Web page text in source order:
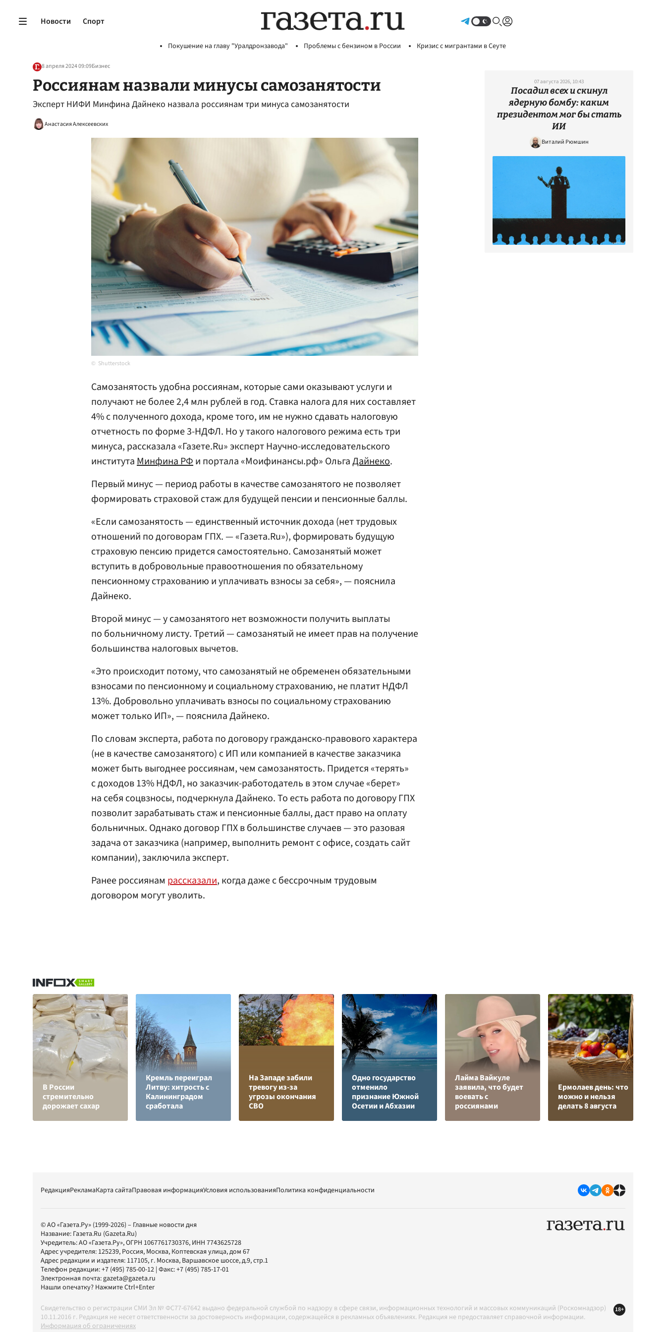
Новости Спорт
Покушение на главу "Уралдронзавода" Проблемы с бензином в России Кризис с мигрантами в Сеуте
8 апреля 2024 09:09Бизнес
Россиянам назвали минусы самозанятости
Эксперт НИФИ Минфина Дайнеко назвала россиянам три минуса самозанятости
Анастасия Алексеевских
Shutterstock
Самозанятость удобна россиянам, которые сами оказывают услуги и
получают не более 2,4 млн рублей в год. Ставка налога для них составляет
4% с полученного дохода, кроме того, им не нужно сдавать налоговую
отчетность по форме 3-НДФЛ. Но у такого налогового режима есть три
минуса, рассказала «Газете.Ru» эксперт Научно-исследовательского
институтаМинфина РФи портала «Моифинансы.рф» ОльгаДайнеко.
Первый минус — период работы в качестве самозанятого не позволяет
формировать страховой стаж для будущей пенсии и пенсионные баллы.
«Если самозанятость — единственный источник дохода (нет трудовых
отношений по договорам ГПХ. — «Газета.Ru»), формировать будущую
страховую пенсию придется самостоятельно. Самозанятый может
вступить в добровольные правоотношения по обязательному
пенсионному страхованию и уплачивать взносы за себя», — пояснила
Дайнеко.
Второй минус — у самозанятого нет возможности получить выплаты
по больничному листу. Третий — самозанятый не имеет прав на получение
большинства налоговых вычетов.
«Это происходит потому, что самозанятый не обременен обязательными
взносами по пенсионному и социальному страхованию, не платит НДФЛ
13%. Добровольно уплачивать взносы по социальному страхованию
может только ИП», — пояснила Дайнеко.
По словам эксперта, работа по договору гражданско-правового характера
(не в качестве самозанятого) с ИП или компанией в качестве заказчика
может быть выгоднее россиянам, чем самозанятость. Придется «терять»
с доходов 13% НДФЛ, но заказчик-работодатель в этом случае «берет»
на себя соцвзносы, подчеркнула Дайнеко. То есть работа по договору ГПХ
позволит зарабатывать стаж и пенсионные баллы, даст право на оплату
больничных. Однако договор ГПХ в большинстве случаев — это разовая
задача от заказчика (например, выполнить ремонт с офисе, создать сайт
компании), заключила эксперт.
Ранее россиянам рассказали, когда даже с бессрочным трудовым
договором могут уволить.
07 августа 2026, 10:43
Посадил всех и скинул
ядерную бомбу: каким
президентом мог бы стать
ИИ
Виталий Рюмшин
В России
стремительно
дорожает сахар
Кремль переиграл
Литву: хитрость с
Калининградом
сработала
На Западе забили
тревогу из-за
угрозы окончания
СВО
Одно государство
отменило
признание Южной
Осетии и Абхазии
Лайма Вайкуле
заявила, что будет
воевать с
россиянами
Ермолаев день: что
можно и нельзя
делать 8 августа
РедакцияРекламаКарта сайтаПравовая информацияУсловия использованияПолитика конфиденциальности
© АО «Газета.Ру» (1999-2026) – Главные новости дня
Название: Газета.Ru (Gazeta.Ru)
Учредитель:АО «Газета.Ру», ОГРН 1067761730376, ИНН 7743625728
Адрес учредителя: 125239, Россия, Москва, Коптевская улица, дом 67
Адрес редакции и издателя: 117105, г. Москва, Варшавское шоссе, д.9, стр.1
Телефон редакции:+7 (495) 785-00-12 | Факс:+7 (495) 785-17-01
Электронная почта:gazeta@gazeta.ru
Нашли опечатку? Нажмите Ctrl+Enter
Свидетельство о регистрации СМИ Эл № ФС77-67642 выдано федеральной службой по надзору в сфере связи, информационных технологий и массовых коммуникаций (Роскомнадзор)
10.11.2016 г. Редакция не несет ответственности за достоверность информации, содержащейся в рекламных объявлениях. Редакция не предоставляет справочной информации.
Информация об ограничениях
18+